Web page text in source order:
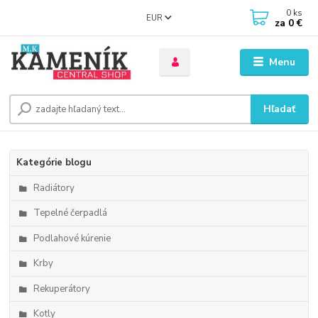
Menu
EUR
Hľadať
0 ks
za 0 €
Kategórie blogu
Radiátory
Tepelné čerpadlá
Podlahové kúrenie
Krby
Rekuperátory
Kotly